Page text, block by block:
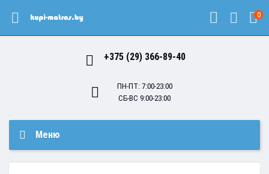
0
+375 (29) 366-89-40
ПН-ПТ: 7:00-23:00
СБ-ВС 9:00-23:00
Меню